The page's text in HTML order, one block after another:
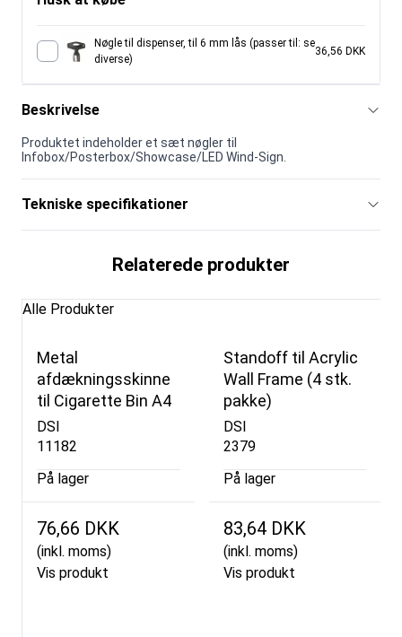
Nøgle til dispenser, til 6 mm lås (passer til: se
diverse)
36,56 DKK
Beskrivelse
Produktet indeholder et sæt nøgler til
Infobox/Posterbox/Showcase/LED Wind-Sign.
Tekniske specifikationer
Relaterede produkter
Alle Produkter
Metal
afdækningsskinne
til Cigarette Bin A4
DSI
11182
På lager
76,66 DKK
(inkl. moms)
Vis produkt
Standoff til Acrylic
Wall Frame (4 stk.
pakke)
DSI
2379
På lager
83,64 DKK
(inkl. moms)
Vis produkt